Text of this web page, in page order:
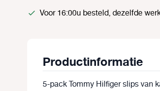
Voor 16:00u besteld, dezelfde
Productinformatie
5-pack Tommy Hilfiger slips van